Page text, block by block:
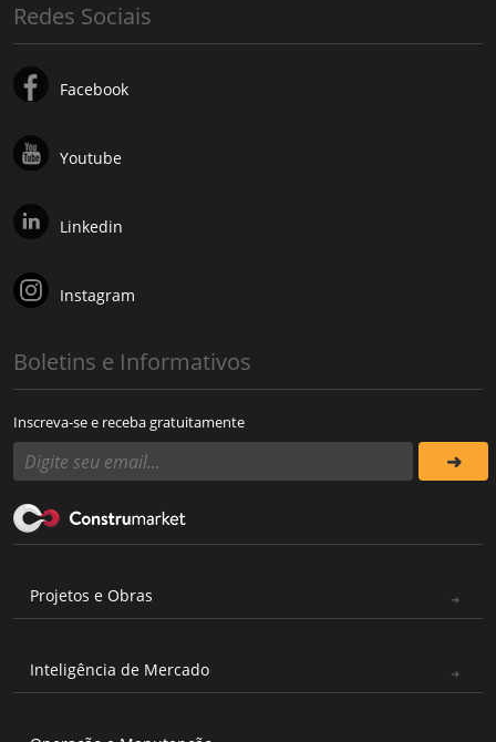
Redes Sociais
Facebook
Youtube
Linkedin
Instagram
Boletins e Informativos
Inscreva-se e receba gratuitamente
Projetos e Obras
Inteligência de Mercado